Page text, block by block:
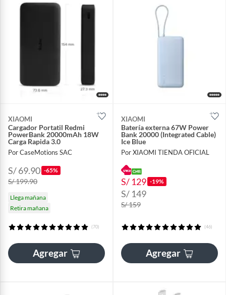
XIAOMI
Cargador Portatil Redmi
PowerBank 20000mAh 18W
Carga Rapida 3.0
Por CaseMotions SAC
S/ 69.90 -65%
S/ 199.90
Llega mañana
Retira mañana
(70)
Agregar
XIAOMI
Batería externa 67W Power
Bank 20000 (Integrated Cable)
Ice Blue
Por XIAOMI TIENDA OFICIAL
S/ 129 -19%
S/ 149
S/ 159
(46)
Agregar